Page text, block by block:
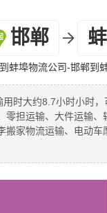
邯郸
蚌埠物流公司-邯郸到
时大约8.7小时小时
担运输、大件运输
家物流运输、电动车